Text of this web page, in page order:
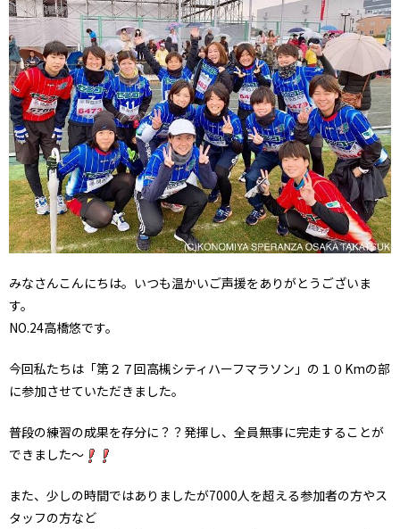
みなさんこんにちは。いつも温かいご声援をありがとうございま
す。
NO.24高橋悠です。
今回私たちは「第２７回高槻シティハーフマラソン」の１０Kmの部
に参加させていただきました。
普段の練習の成果を存分に？？発揮し、全員無事に完走することが
できました～
また、少しの時間ではありましたが7000人を超える参加者の方やス
タッフの方など